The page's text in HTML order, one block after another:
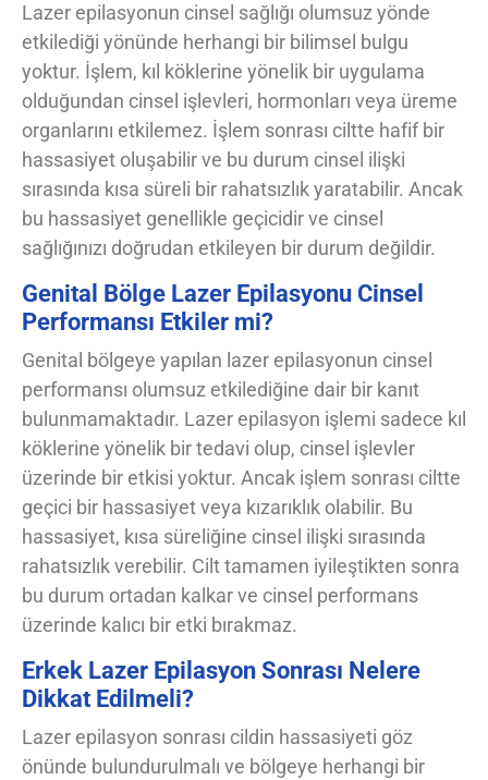
Lazer epilasyonun cinsel sağlığı olumsuz yönde
etkilediği yönünde herhangi bir bilimsel bulgu
yoktur. İşlem, kıl köklerine yönelik bir uygulama
olduğundan cinsel işlevleri, hormonları veya üreme
organlarını etkilemez. İşlem sonrası ciltte hafif bir
hassasiyet oluşabilir ve bu durum cinsel ilişki
sırasında kısa süreli bir rahatsızlık yaratabilir. Ancak
bu hassasiyet genellikle geçicidir ve cinsel
sağlığınızı doğrudan etkileyen bir durum değildir.
Genital Bölge Lazer Epilasyonu Cinsel
Performansı Etkiler mi?
Genital bölgeye yapılan lazer epilasyonun cinsel
performansı olumsuz etkilediğine dair bir kanıt
bulunmamaktadır. Lazer epilasyon işlemi sadece kıl
köklerine yönelik bir tedavi olup, cinsel işlevler
üzerinde bir etkisi yoktur. Ancak işlem sonrası ciltte
geçici bir hassasiyet veya kızarıklık olabilir. Bu
hassasiyet, kısa süreliğine cinsel ilişki sırasında
rahatsızlık verebilir. Cilt tamamen iyileştikten sonra
bu durum ortadan kalkar ve cinsel performans
üzerinde kalıcı bir etki bırakmaz.
Erkek Lazer Epilasyon Sonrası Nelere
Dikkat Edilmeli?
Lazer epilasyon sonrası cildin hassasiyeti göz
önünde bulundurulmalı ve bölgeye herhangi bir